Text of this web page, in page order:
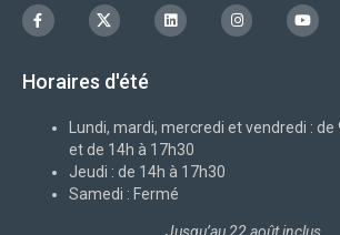
F
a
c
o
I
c
o
x
L
i
n
I
n
s
m
Y
o
u
Horaires d'été
Lundi, mardi, mercredi et vendredi : de
et de 14h à 17h30
Jeudi : de 14h à 17h30
Samedi : Fermé
Jusqu’au 22 août inclus